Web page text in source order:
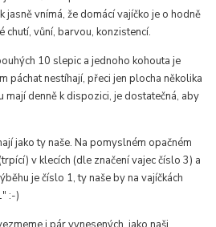
vnímá, že domácí vajíčko je o hodně
chutí, vůní, barvou, konzistencí.
10 slepic a jednoho kohouta je
páchat nestíhají, přeci jen plocha několika
mají denně k dispozici, je dostatečná, aby
jako ty naše. Na pomyslném opačném
v klecích (dle značení vajec číslo 3) a
je číslo 1, ty naše by na vajíčkách
:-)